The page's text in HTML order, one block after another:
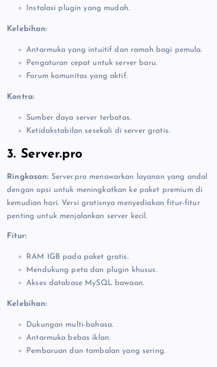
Instalasi plugin yang mudah.
Kelebihan:
Antarmuka yang intuitif dan ramah bagi pemula.
Pengaturan cepat untuk server baru.
Forum komunitas yang aktif.
Kontra:
Sumber daya server terbatas.
Ketidakstabilan sesekali di server gratis.
3. Server.pro
Ringkasan: Server.pro menawarkan layanan yang andal
dengan opsi untuk meningkatkan ke paket premium di
kemudian hari. Versi gratisnya menyediakan fitur-fitur
penting untuk menjalankan server kecil.
Fitur:
RAM 1GB pada paket gratis.
Mendukung peta dan plugin khusus.
Akses database MySQL bawaan.
Kelebihan:
Dukungan multi-bahasa.
Antarmuka bebas iklan.
Pembaruan dan tambalan yang sering.